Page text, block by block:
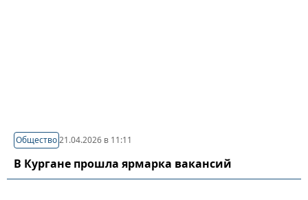
Общество21.04.2026 в 11:11
В Кургане прошла ярмарка вакансий